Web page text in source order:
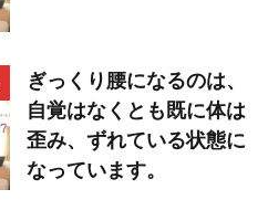
ぎっくり腰になるのは、
自覚はなくとも既に体は
歪み、ずれている状態に
なっています。